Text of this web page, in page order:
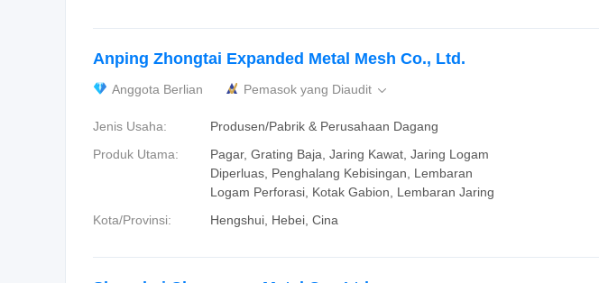
Anping Zhongtai Expanded Metal Mesh Co., Ltd.
Anggota Berlian Pemasok yang Diaudit 
Jenis Usaha:
Produsen/Pabrik & Perusahaan Dagang
Produk Utama:
Pagar, Grating Baja, Jaring Kawat, Jaring Logam
Diperluas, Penghalang Kebisingan, Lembaran
Logam Perforasi, Kotak Gabion, Lembaran Jaring
Kota/Provinsi:
Hengshui, Hebei, Cina